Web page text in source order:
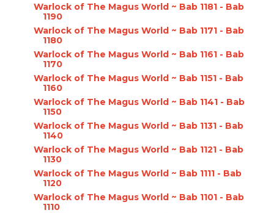
Warlock of The Magus World ~ Bab 1181 - Bab
1190
Warlock of The Magus World ~ Bab 1171 - Bab
1180
Warlock of The Magus World ~ Bab 1161 - Bab
1170
Warlock of The Magus World ~ Bab 1151 - Bab
1160
Warlock of The Magus World ~ Bab 1141 - Bab
1150
Warlock of The Magus World ~ Bab 1131 - Bab
1140
Warlock of The Magus World ~ Bab 1121 - Bab
1130
Warlock of The Magus World ~ Bab 1111 - Bab
1120
Warlock of The Magus World ~ Bab 1101 - Bab
1110